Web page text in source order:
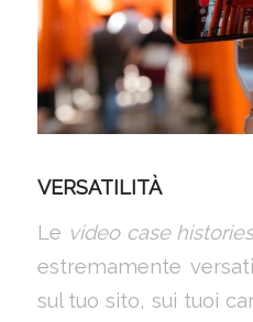
VERSATILITÀ
Le video case
estremamente
sul tuo sito, sui tuoi